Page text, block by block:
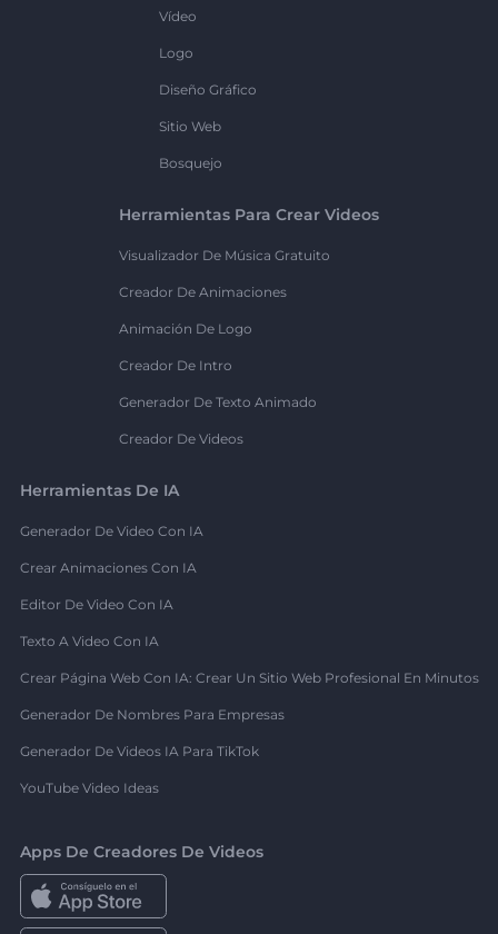
Vídeo
Logo
Diseño Gráfico
Sitio Web
Bosquejo
Herramientas Para Crear Videos
Visualizador De Música Gratuito
Creador De Animaciones
Animación De Logo
Creador De Intro
Generador De Texto Animado
Creador De Videos
Herramientas De IA
Generador De Video Con IA
Crear Animaciones Con IA
Editor De Video Con IA
Texto A Video Con IA
Crear Página Web Con IA: Crear Un Sitio Web Profesional En Minutos
Generador De Nombres Para Empresas
Generador De Videos IA Para TikTok
YouTube Video Ideas
Apps De Creadores De Videos